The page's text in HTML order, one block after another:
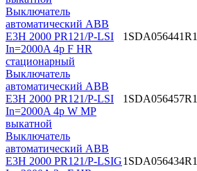
Выключатель
автоматический ABB
E3H 2000 PR121/P-LSI
In=2000A 4p F HR
стационарный
1SDA056441R1
Выключатель
автоматический ABB
E3H 2000 PR121/P-LSI
In=2000A 4p W MP
выкатной
1SDA056457R1
Выключатель
автоматический ABB
E3H 2000 PR121/P-LSIG1SDA056434R1